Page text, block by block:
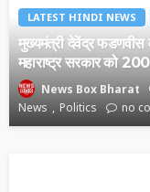
LATEST HINDI NEWS
मुख्यमंत्री देवेंद्र फडणवीस
महाराष्ट्र सरकार को
News Box Bharat
News
Politics no